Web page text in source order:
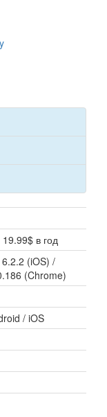
в год
(iOS) /
(Chrome)
/ iOS